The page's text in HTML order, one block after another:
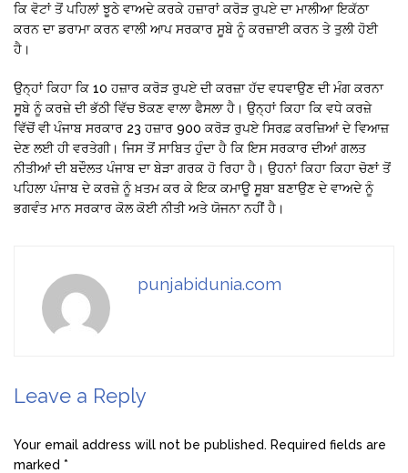
ਕਿ ਵੋਟਾਂ ਤੋਂ ਪਹਿਲਾਂ ਝੂਠੇ ਵਾਅਦੇ ਕਰਕੇ ਹਜ਼ਾਰਾਂ ਕਰੋੜ ਰੁਪਏ ਦਾ ਮਾਲੀਆ ਇਕੱਠਾ
ਕਰਨ ਦਾ ਡਰਾਮਾ ਕਰਨ ਵਾਲੀ ਆਪ ਸਰਕਾਰ ਸੂਬੇ ਨੂੰ ਕਰਜ਼ਾਈ ਕਰਨ ਤੇ ਤੁਲੀ ਹੋਈ
ਹੈ।
ਉਨ੍ਹਾਂ ਕਿਹਾ ਕਿ 10 ਹਜ਼ਾਰ ਕਰੋੜ ਰੁਪਏ ਦੀ ਕਰਜ਼ਾ ਹੱਦ ਵਧਵਾਉਣ ਦੀ ਮੰਗ ਕਰਨਾ
ਸੂਬੇ ਨੂੰ ਕਰਜ਼ੇ ਦੀ ਭੱਠੀ ਵਿੱਚ ਝੋਕਣ ਵਾਲਾ ਫੈਸਲਾ ਹੈ। ਉਨ੍ਹਾਂ ਕਿਹਾ ਕਿ ਵਧੇ ਕਰਜ਼ੇ
ਵਿੱਚੋਂ ਵੀ ਪੰਜਾਬ ਸਰਕਾਰ 23 ਹਜ਼ਾਰ 900 ਕਰੋੜ ਰੁਪਏ ਸਿਰਫ਼ ਕਰਜ਼ਿਆਂ ਦੇ ਵਿਆਜ਼
ਦੇਣ ਲਈ ਹੀ ਵਰਤੇਗੀ। ਜਿਸ ਤੋਂ ਸਾਬਿਤ ਹੁੰਦਾ ਹੈ ਕਿ ਇਸ ਸਰਕਾਰ ਦੀਆਂ ਗਲਤ
ਨੀਤੀਆਂ ਦੀ ਬਦੌਲਤ ਪੰਜਾਬ ਦਾ ਬੇੜਾ ਗਰਕ ਹੋ ਰਿਹਾ ਹੈ। ਉਹਨਾਂ ਕਿਹਾ ਕਿਹਾ ਚੋਣਾਂ ਤੋਂ
ਪਹਿਲਾ ਪੰਜਾਬ ਦੇ ਕਰਜ਼ੇ ਨੂੰ ਖ਼ਤਮ ਕਰ ਕੇ ਇਕ ਕਮਾਊ ਸੂਬਾ ਬਣਾਉਣ ਦੇ ਵਾਅਦੇ ਨੂੰ
ਭਗਵੰਤ ਮਾਨ ਸਰਕਾਰ ਕੋਲ ਕੋਈ ਨੀਤੀ ਅਤੇ ਯੋਜਨਾ ਨਹੀਂ ਹੈ।
punjabidunia.com
Leave a Reply
Your email address will not be published. Required fields are
marked *